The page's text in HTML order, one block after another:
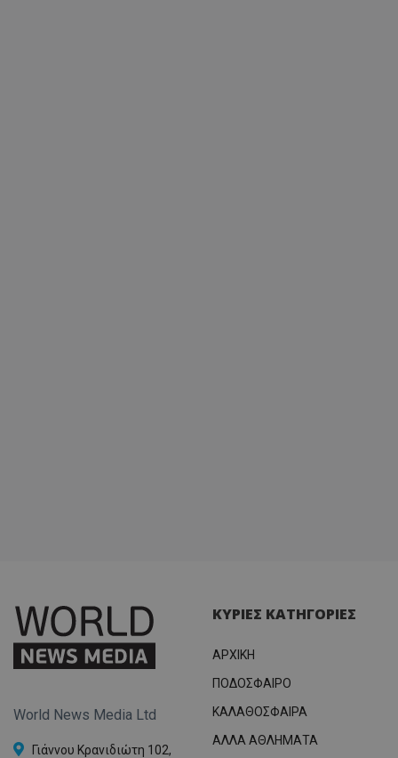
World News Media Ltd
Γιάννου Κρανιδιώτη 102,
ΚΥΡΙΕΣ ΚΑΤΗΓΟΡΙΕΣ
ΑΡΧΙΚΗ
ΠΟΔΟΣΦΑΙΡΟ
ΚΑΛΑΘΟΣΦΑΙΡΑ
ΑΛΛΑ ΑΘΛΗΜΑΤΑ